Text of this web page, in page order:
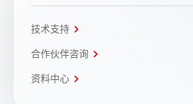
技术支持
合作伙伴咨询
资料中心